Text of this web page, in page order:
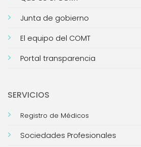
Junta de gobierno
El equipo del COMT
Portal transparencia
SERVICIOS
Registro de Médicos
Sociedades Profesionales